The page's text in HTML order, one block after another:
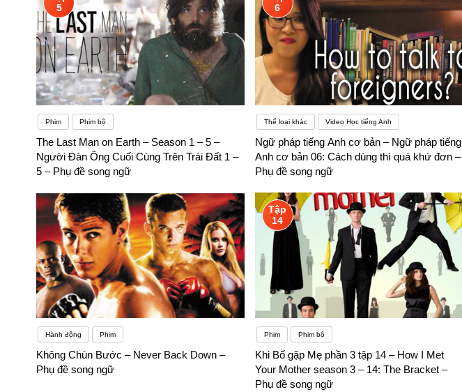
5
Phim Phim bộ
The Last Man on Earth – Season 1 – 5 –
Người Đàn Ông Cuối Cùng Trên Trái Đất 1 –
5 – Phụ đề song ngữ
6
Thể loại khác Video Học tiếng Anh
Ngữ pháp tiếng Anh cơ bản – Ngữ pháp tiếng
Anh cơ bản 06: Cách dùng thì quá khứ đơn –
Phụ đề song ngữ
Hành động Phim
Không Chùn Bước – Never Back Down –
Phụ đề song ngữ
Tập
14
Phim Phim bộ
Khi Bố gặp Mẹ phần 3 tập 14 – How I Met
Your Mother season 3 – 14: The Bracket –
Phụ đề song ngữ